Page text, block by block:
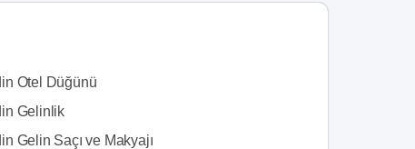
Otel Düğünü
Gelinlik
Gelin Saçı ve Makyajı